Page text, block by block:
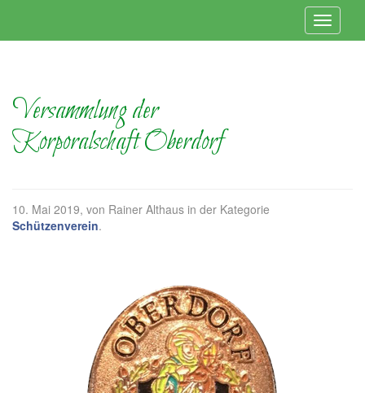
Versammlung der
Korporalschaft Oberdorf
10. Mai 2019, von Rainer Althaus in der Kategorie
Schützenverein.